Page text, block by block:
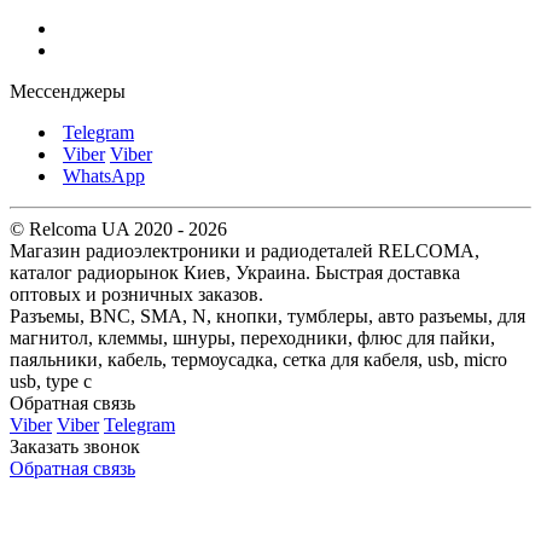
Мессенджеры
Telegram
Viber Viber
WhatsApp
© Relcoma UA 2020 - 2026
Магазин радиоэлектроники и радиодеталей RELCOMA,
каталог радиорынок Киев, Украина. Быстрая доставка
оптовых и розничных заказов.
Разъемы, BNC, SMA, N, кнопки, тумблеры, авто разъемы, для
магнитол, клеммы, шнуры, переходники, флюс для пайки,
паяльники, кабель, термоусадка, сетка для кабеля, usb, micro
usb, type c
Обратная связь
Viber Viber Telegram
Заказать звонок
Обратная связь